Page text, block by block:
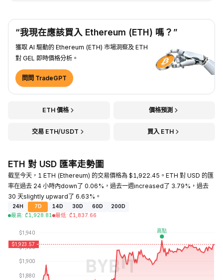
“我現在應該買入 Ethereum (ETH) 嗎？”
獲取 AI 驅動的 Ethereum (ETH) 市場洞察及 ETH
對 GEL 即時價格分析。
問問 TradeGPT
ETH 價格 價格預測
交易 ETH/USDT 買入 ETH
ETH 對 USD 匯率走勢圖
截至今天，1 ETH (Ethereum) 的交易價格為 $1,922.45。ETH 對 USD 的匯
率在過去 24 小時內down了 0.06%，過去一週increased了 3.79%，過去
30 天slightly upward了 6.63%。
24H 7D 14D 30D 60D
200D
最高: ₾1,928.81 最低: ₾1,837.66